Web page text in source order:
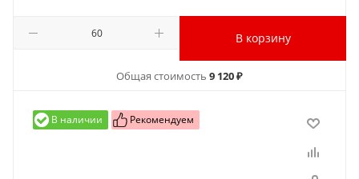
В корзину
Общая стоимость 9 120 ₽
В наличии Рекомендуем